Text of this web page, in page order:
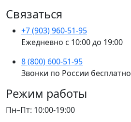
Связаться
+7 (903) 960-51-95
Ежедневно с 10:00 до 19:00
8 (800) 600-51-95
Звонки по России бесплатно
Режим работы
Пн–Пт: 10:00-19:00